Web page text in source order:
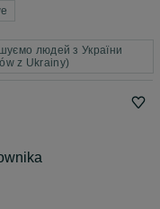
людей з України
z Ukrainy)